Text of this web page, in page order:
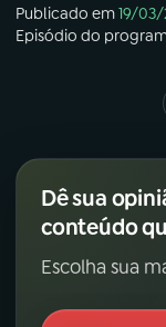
Publicado em19/03/
Episódio do
Dê sua
conteúdo
Escolha sua